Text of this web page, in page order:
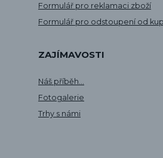
Formulář pro reklamaci zboží
Formulář pro odstoupení od
ZAJÍMAVOSTI
Náš příběh...
Fotogalerie
Trhy s námi